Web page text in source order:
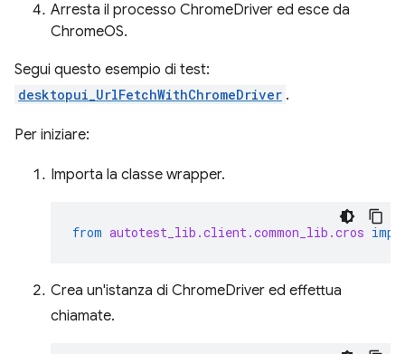
Arresta il processo ChromeDriver ed esce da
ChromeOS.
Segui questo esempio di test:
desktopui_UrlFetchWithChromeDriver .
Per iniziare:
Importa la classe wrapper.
from autotest_lib.client.common_lib.cros
Crea un'istanza di ChromeDriver ed effettua
chiamate.